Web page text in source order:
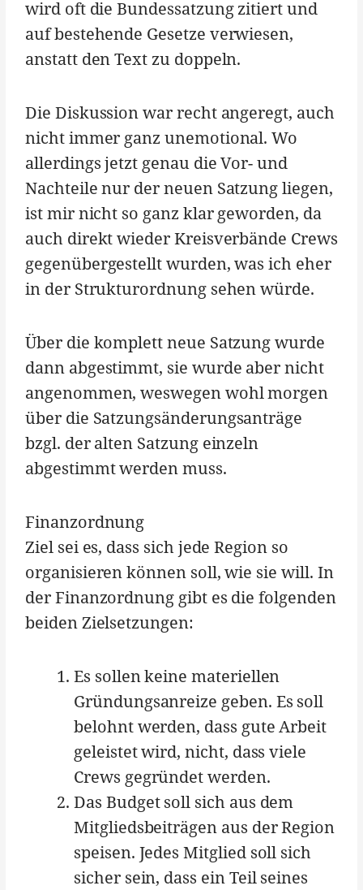
wird oft die Bundessatzung zitiert und
auf bestehende Gesetze verwiesen,
anstatt den Text zu doppeln.
Die Diskussion war recht angeregt, auch
nicht immer ganz unemotional. Wo
allerdings jetzt genau die Vor- und
Nachteile nur der neuen Satzung liegen,
ist mir nicht so ganz klar geworden, da
auch direkt wieder Kreisverbände Crews
gegenübergestellt wurden, was ich eher
in der Strukturordnung sehen würde.
Über die komplett neue Satzung wurde
dann abgestimmt, sie wurde aber nicht
angenommen, weswegen wohl morgen
über die Satzungsänderungsanträge
bzgl. der alten Satzung einzeln
abgestimmt werden muss.
Finanzordnung
Ziel sei es, dass sich jede Region so
organisieren können soll, wie sie will. In
der Finanzordnung gibt es die folgenden
beiden Zielsetzungen:
Es sollen keine materiellen
Gründungsanreize geben. Es soll
belohnt werden, dass gute Arbeit
geleistet wird, nicht, dass viele
Crews gegründet werden.
Das Budget soll sich aus dem
Mitgliedsbeiträgen aus der Region
speisen. Jedes Mitglied soll sich
sicher sein, dass ein Teil seines